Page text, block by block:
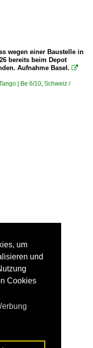
wegen einer Baustelle in
bereits beim Depot
Aufnahme Basel. 
| Be 6/10, Schweiz /
um
und
Cookies